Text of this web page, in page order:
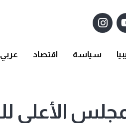
سياسة اقتصاد عربي
الأعلى